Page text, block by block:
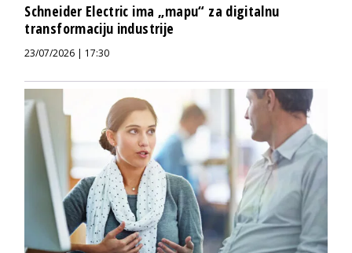
Schneider Electric ima „mapu“ za digitalnu
transformaciju industrije
23/07/2026 | 17:30